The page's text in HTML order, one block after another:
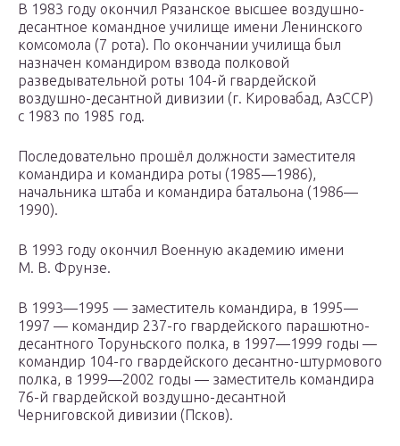
В 1983 году окончил Рязанское высшее воздушно-
десантное командное училище имени Ленинского
комсомола (7 рота). По окончании училища был
назначен командиром взвода полковой
разведывательной роты 104-й гвардейской
воздушно-десантной дивизии (г. Кировабад, АзССР)
с 1983 по 1985 год.
Последовательно прошёл должности заместителя
командира и командира роты (1985—1986),
начальника штаба и командира батальона (1986—
1990).
В 1993 году окончил Военную академию имени
М. В. Фрунзе.
В 1993—1995 — заместитель командира, в 1995—
1997 — командир 237-го гвардейского парашютно-
десантного Торуньского полка, в 1997—1999 годы —
командир 104-го гвардейского десантно-штурмового
полка, в 1999—2002 годы — заместитель командира
76-й гвардейской воздушно-десантной
Черниговской дивизии (Псков).